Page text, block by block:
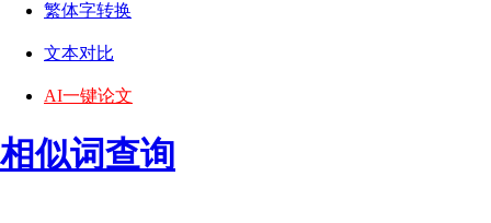
繁体字转换
文本对比
AI一键论文
相似词查询